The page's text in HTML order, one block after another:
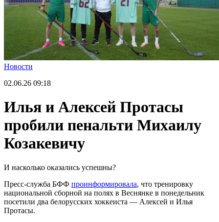
Новости
02.06.26 09:18
Илья и Алексей Протасы
пробили пенальти Михаилу
Козакевичу
И насколько оказались успешны?
Пресс-служба БФФ проинформировала, что тренировку
национальной сборной на полях в Веснянке в понедельник
посетили два белорусских хоккеиста — Алексей и Илья
Протасы.